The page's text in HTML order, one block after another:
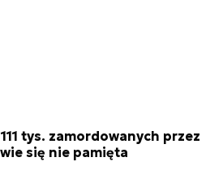
tys. zamordowanych przez
się nie pamięta